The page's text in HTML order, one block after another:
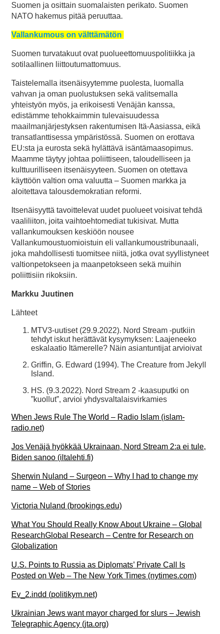
Suomen ja osittain suomalaisten perikato. Suomen
NATO hakemus pitää peruuttaa.
Vallankumous on välttämätön
Suomen turvatakuut ovat puolueettomuuspolitiikka ja
sotilaallinen liittoutumattomuus.
Taistelemalla itsenäisyytemme puolesta, luomalla
vahvan ja oman puolustuksen sekä valitsemalla
yhteistyön myös, ja erikoisesti Venäjän kanssa,
edistämme tehokkaimmin tulevaisuudessa
maailmanjärjestyksen rakentumisen Itä-Aasiassa, eikä
transatlanttisessa ympäristössä. Suomen on erottava
EU:sta ja eurosta sekä hylättävä isäntämaasopimus.
Maamme täytyy johtaa poliittiseen, taloudelliseen ja
kulttuurilliseen itsenäisyyteen. Suomen on otettava
käyttöön valtion oma valuutta – Suomen markka ja
aloitettava talousdemokratian reformi.
Itsenäisyyttä tavoittelevat uudet puolueet voisivat tehdä
vaaliliiton, joita vaihtoehtomediat tukisivat. Mutta
vallankumouksen keskiöön nousee
Vallankumoustuomioistuin eli vallankumoustribunaali,
joka mahdollisesti tuomitsee niitä, jotka ovat syyllistyneet
valtionpetokseen ja maanpetokseen sekä muihin
poliittisiin rikoksiin.
Markku Juutinen
Lähteet
MTV3-uutiset (29.9.2022). Nord Stream -putkiin
tehdyt iskut herättävät kysymyksen: Laajeneeko
eskalaatio Itämerelle? Näin asiantuntijat arvioivat
Griffin, G. Edward (1994). The Creature from Jekyll
Island.
HS. (9.3.2022). Nord Stream 2 -kaasuputki on
”kuollut”, arvioi yhdysvaltalais­virkamies
When Jews Rule The World – Radio Islam (islam-
radio.net)
Jos Venäjä hyökkää Ukrainaan, Nord Stream 2:a ei tule,
Biden sanoo (iltalehti.fi)
Sherwin Nuland – Surgeon – Why I had to change my
name – Web of Stories
Victoria Nuland (brookings.edu)
What You Should Really Know About Ukraine – Global
ResearchGlobal Research – Centre for Research on
Globalization
U.S. Points to Russia as Diplomats’ Private Call Is
Posted on Web – The New York Times (nytimes.com)
Ev_2.indd (politikym.net)
Ukrainian Jews want mayor charged for slurs – Jewish
Telegraphic Agency (jta.org)